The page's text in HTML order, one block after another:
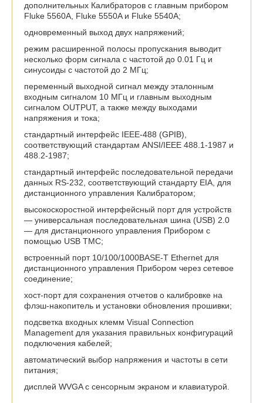
дополнительных Калибраторов с главным прибором
Fluke 5560A, Fluke 5550A и Fluke 5540A;
одновременный выход двух напряжений;
режим расширенной полосы пропускания выводит
несколько форм сигнала с частотой до 0.01 Гц и
синусоиды с частотой до 2 МГц;
переменный выходной сигнал между эталонным
входным сигналом 10 МГц и главным выходным
сигналом OUTPUT, а также между выходами
напряжения и тока;
стандартный интерфейс IEEE-488 (GPIB),
соответствующий стандартам ANSI/IEEE 488.1-1987 и
488.2-1987;
стандартный интерфейс последовательной передачи
данных RS-232, соответствующий стандарту EIA, для
дистанционного управления Калибратором;
высокоскоростной интерфейсный порт для устройств
— универсальная последовательная шина (USB) 2.0
— для дистанционного управления Прибором с
помощью USB TMC;
встроенный порт 10/100/1000BASE-T Ethernet для
дистанционного управления Прибором через сетевое
соединение;
хост-порт для сохранения отчетов о калибровке на
флэш-накопитель и установки обновления прошивки;
подсветка входных клемм Visual Connection
Management для указания правильных конфигураций
подключения кабелей;
автоматический выбор напряжения и частоты в сети
питания;
дисплей WVGA с сенсорным экраном и клавиатурой.